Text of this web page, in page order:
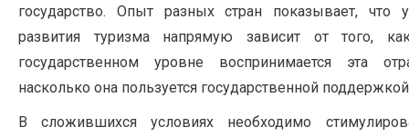
государство. Опыт разных стран показывает, что
развития туризма напрямую зависит от того,
государственном уровне воспринимается эта
насколько она пользуется государственной
В сложившихся условиях необходимо